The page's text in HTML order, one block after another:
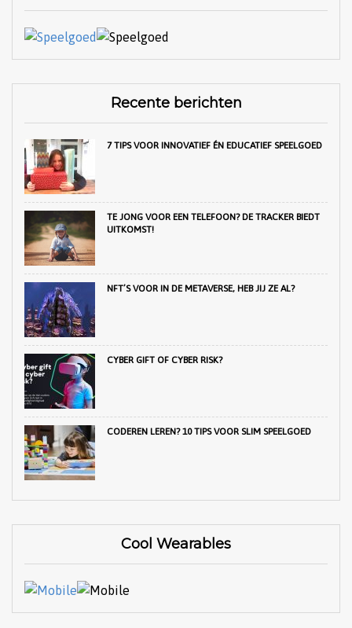
Recente berichten
7 TIPS VOOR INNOVATIEF ÉN EDUCATIEF SPEELGOED
TE JONG VOOR EEN TELEFOON? DE TRACKER BIEDT
UITKOMST!
NFT’S VOOR IN DE METAVERSE, HEB JIJ ZE AL?
CYBER GIFT OF CYBER RISK?
CODEREN LEREN? 10 TIPS VOOR SLIM SPEELGOED
Cool Wearables